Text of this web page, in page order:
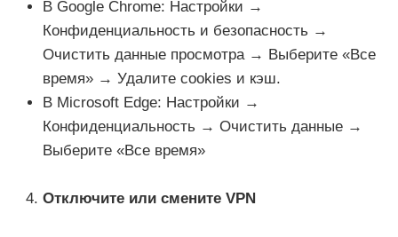
В Google Chrome: Настройки →
Конфиденциальность и безопасность →
Очистить данные просмотра → Выберите «Все
время» → Удалите cookies и кэш.
В Microsoft Edge: Настройки →
Конфиденциальность → Очистить данные →
Выберите «Все время»
Отключите или смените VPN